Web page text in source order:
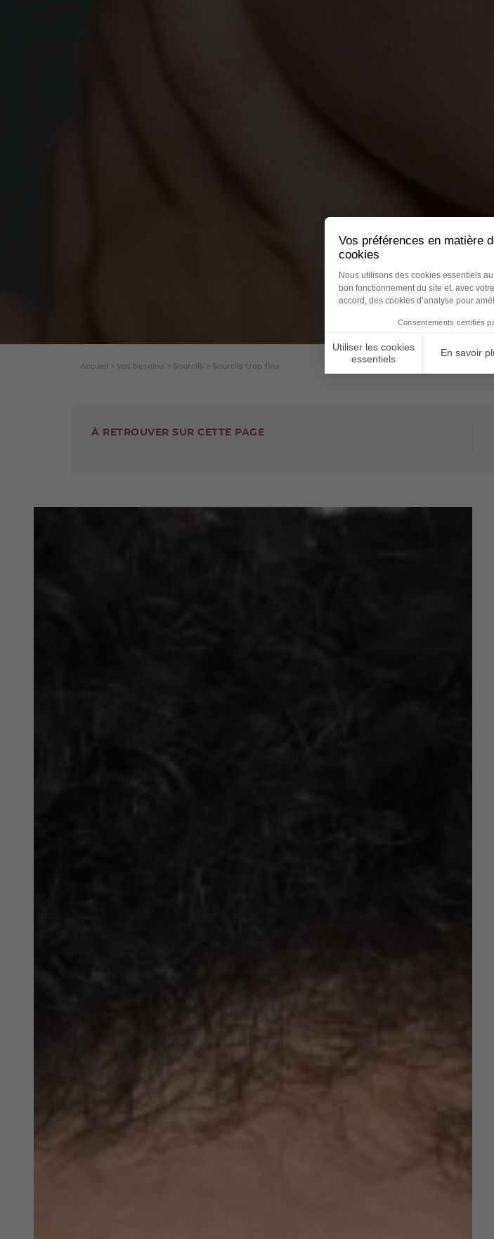
Accueil > Vos besoins > Sourcils > Sourcils trop fins
À RETROUVER SUR CETTE PAGE